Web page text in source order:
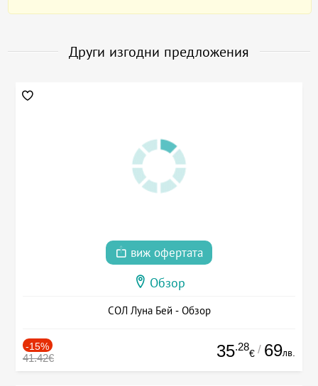
Други изгодни предложения
виж офертата
Обзор
СОЛ Луна Бей - Обзор
-15%
41.42€ 35.28
€ / 69лв.